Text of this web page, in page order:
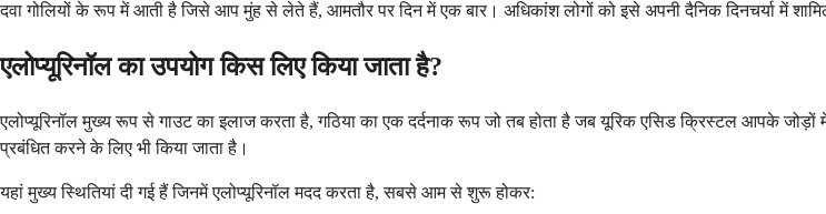
दवा गोलियों के रूप में आती है जिसे आप मुंह से लेते हैं, आमतौर पर दिन में एक बार। अधिकांश लोगों को इसे अपनी दैनिक दिनचर्या में
एलोप्यूरिनॉल का उपयोग किस लिए किया जाता है?
एलोप्यूरिनॉल मुख्य रूप से गाउट का इलाज करता है, गठिया का एक दर्दनाक रूप जो तब होता है जब यूरिक एसिड क्रिस्टल आपके
प्रबंधित करने के लिए भी किया जाता है।
यहां मुख्य स्थितियां दी गई हैं जिनमें एलोप्यूरिनॉल मदद करता है, सबसे आम से शुरू होकर: